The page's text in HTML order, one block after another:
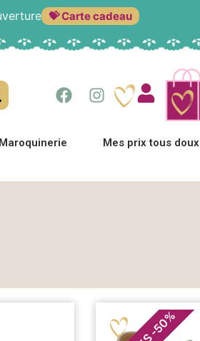
💝 Carte cadeau
Maroquinerie Mes prix tous doux
-
50
%